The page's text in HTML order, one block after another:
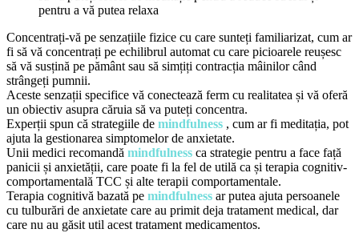
pentru a vă putea relaxa
Concentrați-vă pe senzațiile fizice cu care sunteți familiarizat, cum ar
fi să vă concentrați pe echilibrul automat cu care picioarele reușesc
să vă susțină pe pământ sau să simțiți contracția mâinilor când
strângeți pumnii.
Aceste senzații specifice vă conectează ferm cu realitatea și vă oferă
un obiectiv asupra căruia să va puteți concentra.
Experții spun că strategiile de mindfulness , cum ar fi meditația, pot
ajuta la gestionarea simptomelor de anxietate.
Unii medici recomandă mindfulness ca strategie pentru a face față
panicii și anxietății, care poate fi la fel de utilă ca și terapia cognitiv-
comportamentală TCC și alte terapii comportamentale.
Terapia cognitivă bazată pe mindfulness ar putea ajuta persoanele
cu tulburări de anxietate care au primit deja tratament medical, dar
care nu au găsit util acest tratament medicamentos.